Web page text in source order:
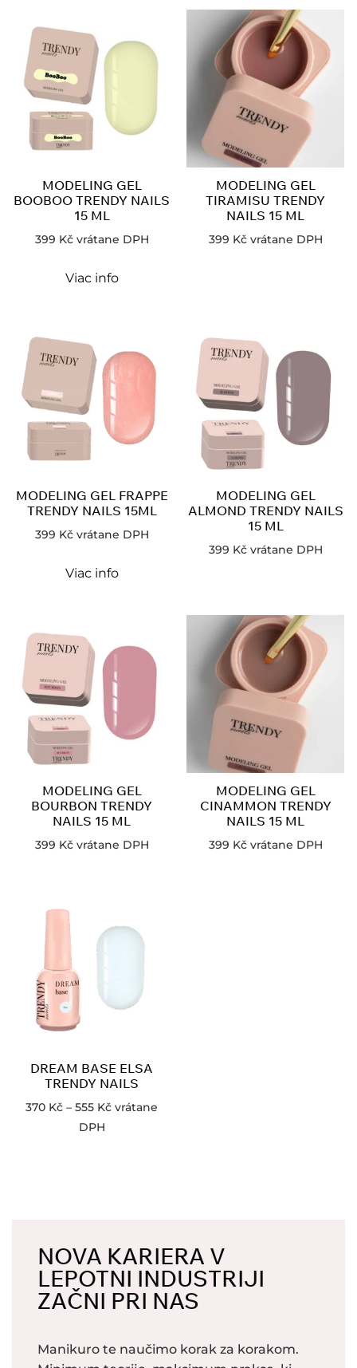
MODELING GEL
BOOBOO TRENDY NAILS
15 ML
399 Kč vrátane DPH
Viac info
MODELING GEL
TIRAMISU TRENDY
NAILS 15 ML
399 Kč vrátane DPH
MODELING GEL FRAPPE
TRENDY NAILS 15ML
399 Kč vrátane DPH
Viac info
MODELING GEL
ALMOND TRENDY NAILS
15 ML
399 Kč vrátane DPH
MODELING GEL
BOURBON TRENDY
NAILS 15 ML
399 Kč vrátane DPH
MODELING GEL
CINAMMON TRENDY
NAILS 15 ML
399 Kč vrátane DPH
DREAM BASE ELSA
TRENDY NAILS
370 Kč – 555 Kč vrátane
DPH
NOVA KARIERA V
LEPOTNI INDUSTRIJI
ZAČNI PRI NAS
Manikuro te naučimo korak za korakom.